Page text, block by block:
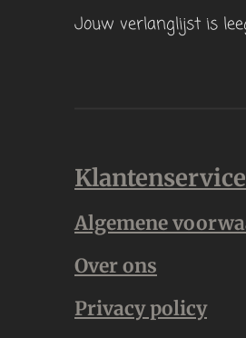
Jouw verlanglijst is
Algemene
Over ons
Privacy policy